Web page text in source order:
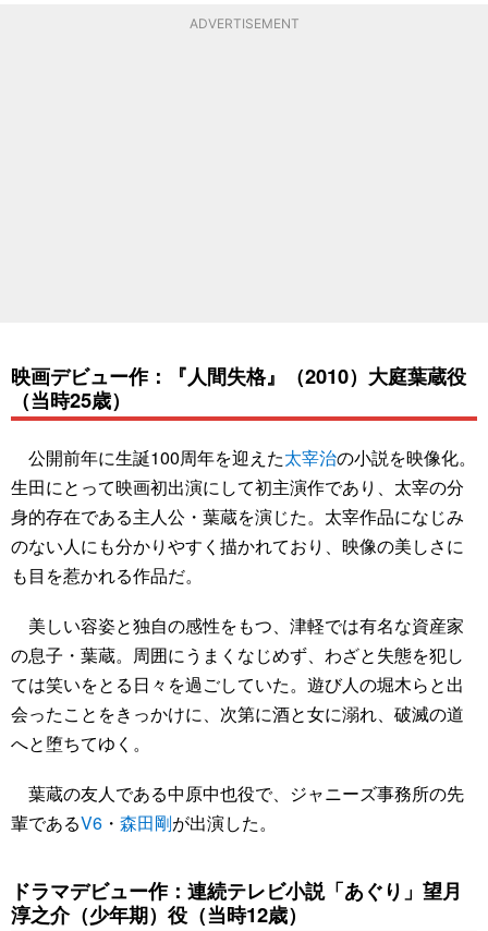
ADVERTISEMENT
映画デビュー作：『人間失格』（2010）大庭葉蔵役
（当時25歳）
公開前年に生誕100周年を迎えた太宰治の小説を映像化。
生田にとって映画初出演にして初主演作であり、太宰の分
身的存在である主人公・葉蔵を演じた。太宰作品になじみ
のない人にも分かりやすく描かれており、映像の美しさに
も目を惹かれる作品だ。
美しい容姿と独自の感性をもつ、津軽では有名な資産家
の息子・葉蔵。周囲にうまくなじめず、わざと失態を犯し
ては笑いをとる日々を過ごしていた。遊び人の堀木らと出
会ったことをきっかけに、次第に酒と女に溺れ、破滅の道
へと堕ちてゆく。
葉蔵の友人である中原中也役で、ジャニーズ事務所の先
輩であるV6 ・ 森田剛が出演した。
ドラマデビュー作：連続テレビ小説「あぐり」望月
淳之介（少年期）役（当時12歳）